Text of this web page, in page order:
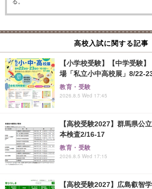
高校入試に関する記事
【小学校受験】【中学受験
場「私立小中高校展」8/22-
教育・受験
2026.8.5 Wed 17:45
【高校受験2027】群馬県公
本検査2/16-17
教育・受験
2026.8.5 Wed 17:15
【高校受験2027】広島叡智